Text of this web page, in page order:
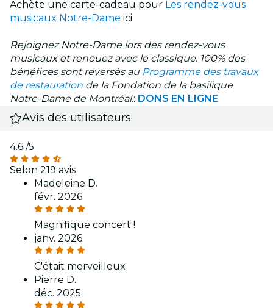
Achète une carte-cadeau pour Les rendez-vous
musicaux Notre-Dame ici
Rejoignez Notre-Dame lors des rendez-vous
musicaux et renouez avec le classique. 100% des
bénéfices sont reversés au Programme des travaux
de restauration de la Fondation de la basilique
Notre-Dame de Montréal.: DONS EN LIGNE
Avis des utilisateurs
4.6 /5
Selon 219 avis
Madeleine D.
févr. 2026
Magnifique concert !
janv. 2026
C'était merveilleux
Pierre D.
déc. 2025